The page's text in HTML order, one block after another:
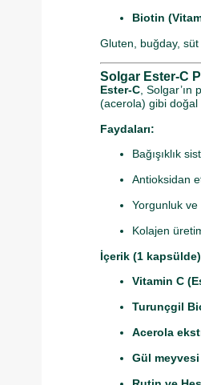
Biotin
Gluten, buğday, süt
Solgar Ester-C
Ester-C ,
(acerola) gibi doğal
Faydaları:
Bağışıklık
Antioksidan
Yorgunluk ve
Kolajen
İçerik (1
Vitamin C
Turunçgil
Acerola
Gül